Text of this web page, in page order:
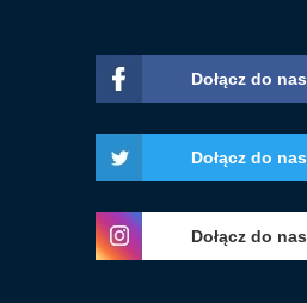
Dołącz do nas
Dołącz do nas
Dołącz do nas